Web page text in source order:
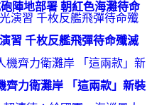
陣地部署 朝紅色海灘待命
習 千枚反艦飛彈待命殲滅
齊力衛灘岸 「這兩款」新裝